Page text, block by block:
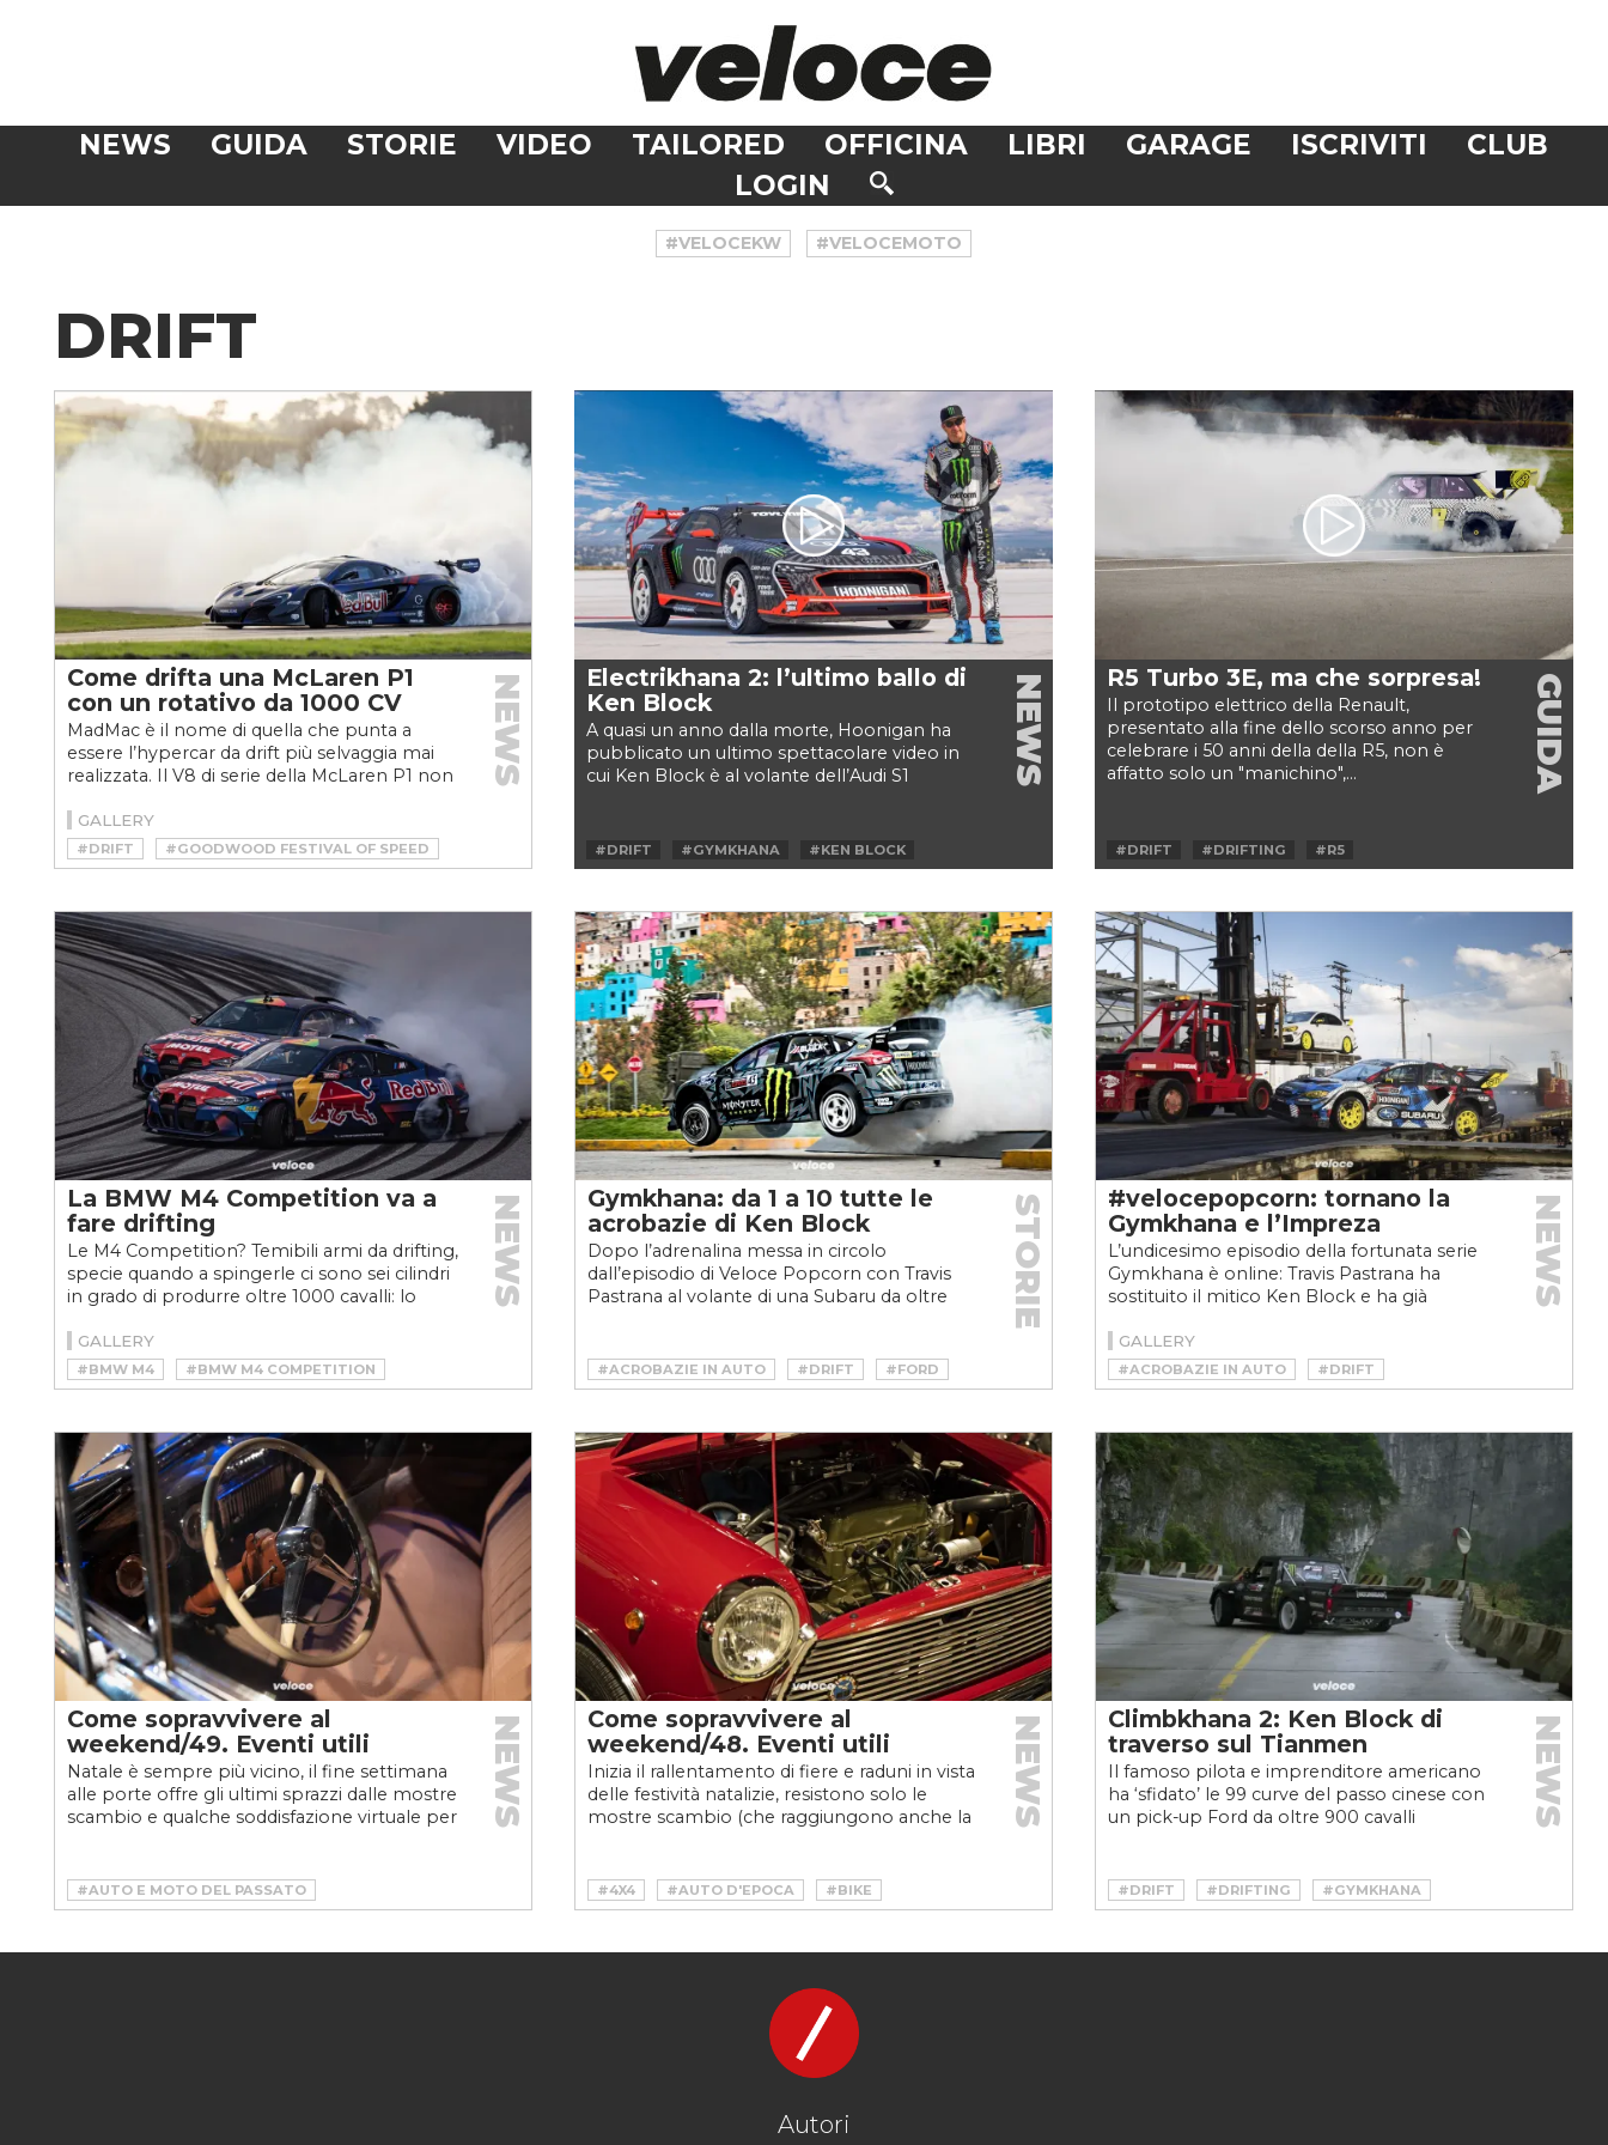
NEWS GUIDA STORIE VIDEO TAILORED OFFICINA LIBRI GARAGE ISCRIVITI
CLUB
LOGIN
#VELOCEKW #VELOCEMOTO
DRIFT
Come drifta una McLaren P1
con un rotativo da 1000 CV
MadMac è il nome di quella che punta a
essere l’hypercar da drift più selvaggia mai
realizzata. Il V8 di serie della McLaren P1 non
NEWS
GALLERY
#DRIFT
#GOODWOOD FESTIVAL OF SPEED
#LANZANTE
#MCLAREN
Electrikhana 2: l’ultimo ballo di
Ken Block
A quasi un anno dalla morte, Hoonigan ha
pubblicato un ultimo spettacolare video in
cui Ken Block è al volante dell’Audi S1
NEWS
#DRIFT #GYMKHANA #KEN BLOCK
R5 Turbo 3E, ma che sorpresa!
Il prototipo elettrico della Renault,
presentato alla fine dello scorso anno per
celebrare i 50 anni della della R5, non è
affatto solo un "manichino",...
GUIDA
#DRIFT #DRIFTING
#R5
La BMW M4 Competition va a
fare drifting
Le M4 Competition? Temibili armi da drifting,
specie quando a spingerle ci sono sei cilindri
in grado di produrre oltre 1000 cavalli: lo
NEWS
GALLERY
#BMW M4
#BMW M4 COMPETITION
#BMW M4 COMPETITION 2021
#BMW M4 DRIFTING
#DRIFT
#DRIFT MASTERS EUROPEAN CHAMPIONSHIP 2021
#DRIFTING
#RED BULL DRIFTBROTHERS
Gymkhana: da 1 a 10 tutte le
acrobazie di Ken Block
Dopo l’adrenalina messa in circolo
dall’episodio di Veloce Popcorn con Travis
Pastrana al volante di una Subaru da oltre
STORIE
#ACROBAZIE IN AUTO #DRIFT
#FORD
#GYMKHANA
#GYMKHANA 1
#GYMKHANA 3
#GYMKHANA 4
#GYMKHANA 5
#GYMKHANA 6
#GYMKHANA 7
#GYMKHANA 8
#GYMKHANA 9
#HOONIGAN
#KEN BLOCK
#RALLY
#RALLYCAR
#STUNT DRIVING
#SUBARU
#velocepopcorn: tornano la
Gymkhana e l’Impreza
L’undicesimo episodio della fortunata serie
Gymkhana è online: Travis Pastrana ha
sostituito il mitico Ken Block e ha già
NEWS
GALLERY
#ACROBAZIE IN AUTO
#DRIFT
#GYMKHANA
#GYMKHANA 11
#STUNT DRIVING
#STUNTMEN
#TRAVIS PASTRANA
Come sopravvivere al
weekend/49. Eventi utili
Natale è sempre più vicino, il fine settimana
alle porte offre gli ultimi sprazzi dalle mostre
scambio e qualche soddisfazione virtuale per
NEWS
#AUTO E MOTO DEL PASSATO
#AUTODROMO DI MODENA
Come sopravvivere al
weekend/48. Eventi utili
Inizia il rallentamento di fiere e raduni in vista
delle festività natalizie, resistono solo le
mostre scambio (che raggiungono anche la
NEWS
#4X4 #AUTO D'EPOCA
#BIKE
#CLASSICHE
#DRIFT
Climbkhana 2: Ken Block di
traverso sul Tianmen
Il famoso pilota e imprenditore americano
ha ‘sfidato’ le 99 curve del passo cinese con
un pick-up Ford da oltre 900 cavalli
NEWS
#DRIFT #DRIFTING
#GYMKHANA
#KEN BLOCK
Autori